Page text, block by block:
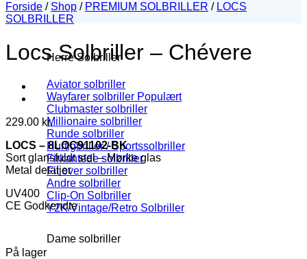
Herre Solbriller
Aviator solbriller
Wayfarer solbriller
Clubmaster solbriller
Millionaire solbriller
Runde solbriller
Hurtigbriller / Sportssolbriller
Firkantede solbriller
Fit over solbriller
Andre solbriller
Clip-On Solbriller
Y2K/Vintage/Retro Solbriller
Dame solbriller
Forside / Shop / PREMIUM SOLBRILLER / LOCS
SOLBRILLER
Locs Solbriller – Chévere
229.00 kr.
LOCS – 8LOC91102-BK
Sort glansfuldt stel – Mørke glas
Metal detaljer
UV400
CE Godkendte
På lager